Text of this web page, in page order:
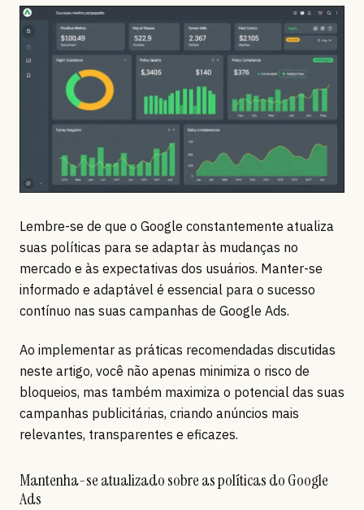
Lembre-se de que o Google constantemente atualiza
suas políticas para se adaptar às mudanças no
mercado e às expectativas dos usuários. Manter-se
informado e adaptável é essencial para o sucesso
contínuo nas suas campanhas de Google Ads.
Ao implementar as práticas recomendadas discutidas
neste artigo, você não apenas minimiza o risco de
bloqueios, mas também maximiza o potencial das suas
campanhas publicitárias, criando anúncios mais
relevantes, transparentes e eficazes.
Mantenha-se atualizado sobre as políticas do Google
Ads